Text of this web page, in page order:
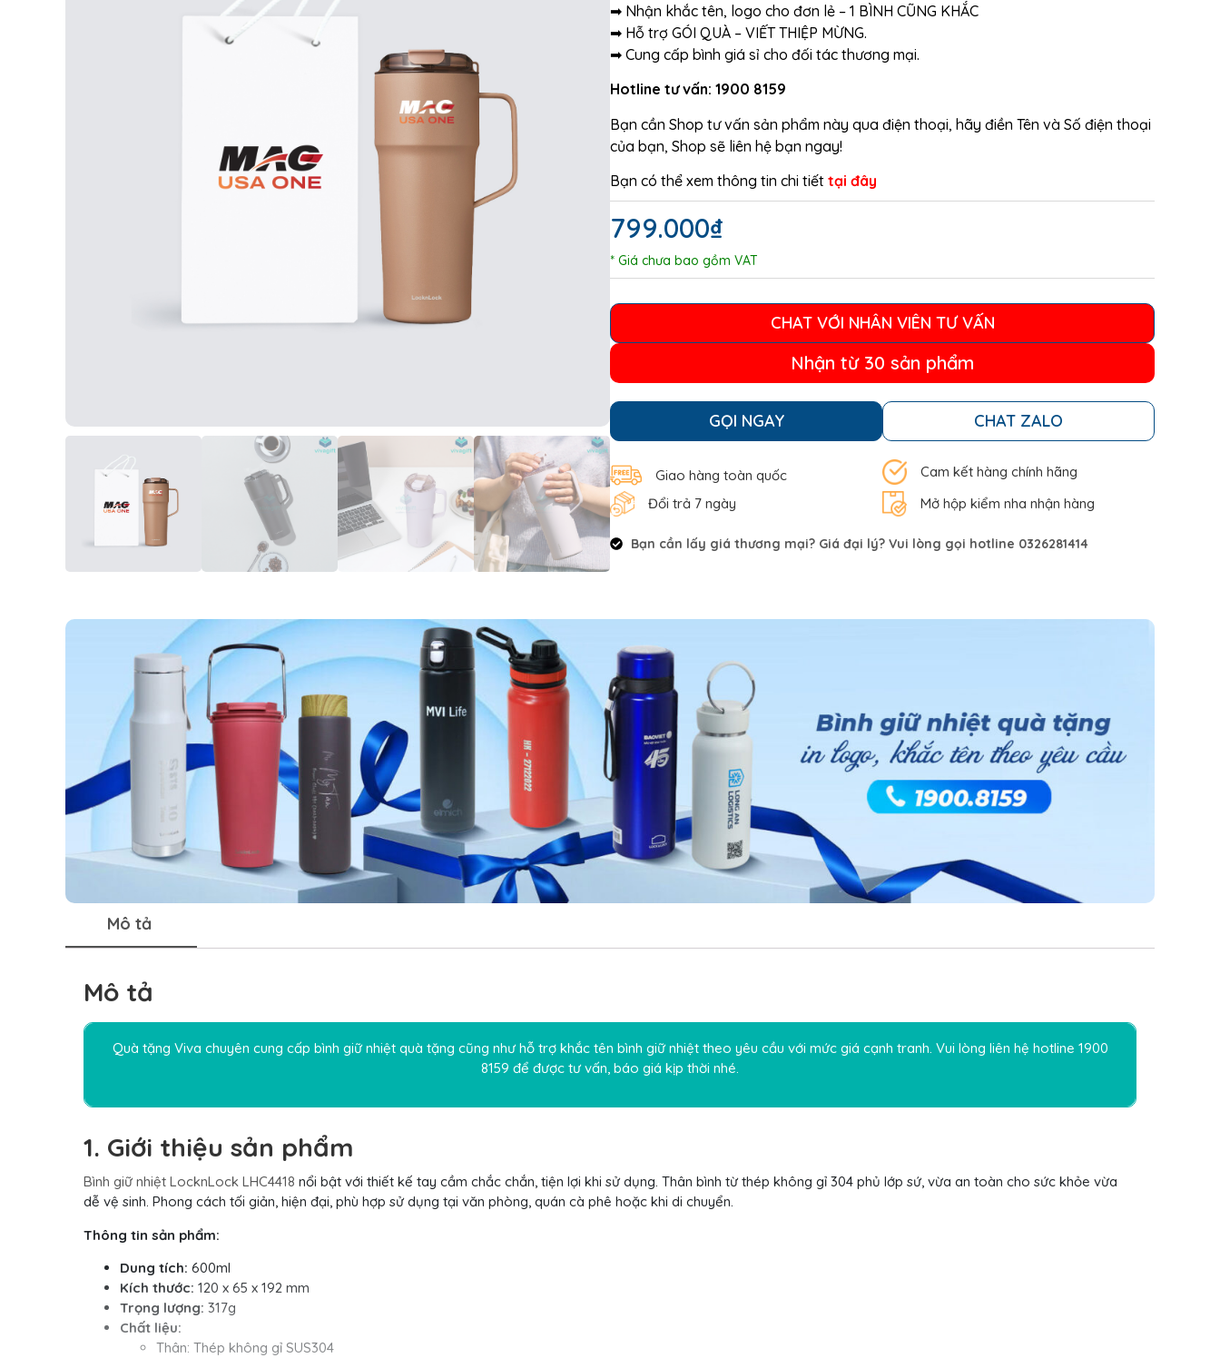
➡ Nhận khắc tên, logo cho đơn lẻ – 1 BÌNH CŨNG KHẮC
➡ Hỗ trợ GÓI QUÀ – VIẾT THIỆP MỪNG.
➡ Cung cấp bình giá sỉ cho đối tác thương mại.
Hotline tư vấn: 1900 8159
Bạn cần Shop tư vấn sản phẩm này qua điện thoại, hãy điền Tên và Số điện thoại
của bạn, Shop sẽ liên hệ bạn ngay!
Bạn có thể xem thông tin chi tiết tại đây
799.000₫
* Giá chưa bao gồm VAT
CHAT VỚI NHÂN VIÊN TƯ VẤN
Nhận từ 30 sản phẩm
GỌI NGAY CHAT ZALO
Giao hàng toàn quốc
Cam kết hàng chính hãng
Đổi trả 7 ngày
Mở hộp kiểm nha nhận hàng
Bạn cần lấy giá thương mại? Giá đại lý? Vui lòng gọi hotline 0326281414
Mô tả
Mô tả
Quà tặng Viva chuyên cung cấp bình giữ nhiệt quà tặng cũng như hỗ trợ khắc tên bình giữ nhiệttheo yêu cầu với mức giá cạnh tranh. Vui lòng liên hệ hotline 1900
8159 để được tư vấn, báo giá kịp thời nhé.
1. Giới thiệu sản phẩm
Bình giữ nhiệt LocknLock LHC4418 nổi bật với thiết kế tay cầm chắc chắn, tiện lợi khi sử dụng. Thân bình từ thép không gỉ 304 phủ lớp sứ, vừa an toàn cho sức khỏe vừa
dễ vệ sinh. Phong cách tối giản, hiện đại, phù hợp sử dụng tại văn phòng, quán cà phê hoặc khi di chuyển.
Thông tin sản phẩm:
Dung tích: 600ml
Kích thước: 120 x 65 x 192 mm
Trọng lượng: 317g
Chất liệu:
Thân: Thép không gỉ SUS304